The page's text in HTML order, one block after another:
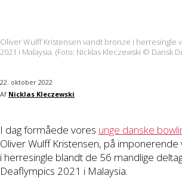
Oliver Wulff Kristensen vandt bronze i herresingle
2021 i Malaysia. (Foto: Nicklas Kleczewski © Dansk
22. oktober 2022
Af Nicklas Kleczewski
I dag formåede vores unge danske
Oliver Wulff Kristensen, på imponerende
i herresingle blandt de 56 mandlige
Deaflympics 2021 i Malaysia.